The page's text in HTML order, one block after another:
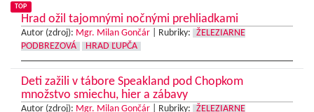
TOP
Hrad ožil tajomnými nočnými prehliadkami
Autor (zdroj): Mgr. Milan Gončár Rubriky:
ŽELEZIARNE
PODBREZOVÁ
HRAD ĽUPČA
Deti zažili v tábore Speakland pod Chopkom
množstvo smiechu, hier a zábavy
Autor (zdroj): Mgr. Milan Gončár Rubriky:
ŽELEZIARNE